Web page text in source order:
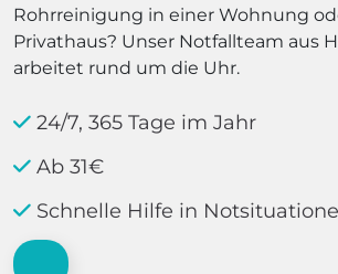
Rohrreinigung in einer Wohnung
Privathaus? Unser Notfallteam aus
arbeitet rund um die Uhr.
24/7, 365 Tage im Jahr
Ab 31€
Schnelle Hilfe in